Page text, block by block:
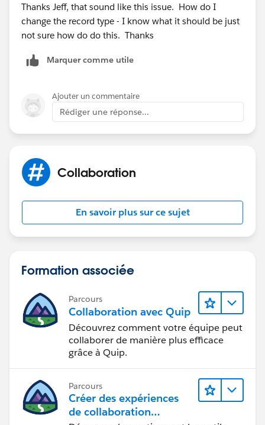
Thanks Jeff, that sound like this issue. How do I
change the record type - I know what it should be just
not sure how do do this. Thanks
Marquer comme utile
Ajouter un commentaire
Rédiger une réponse...
Collaboration
En savoir plus sur ce sujet
Formation associée
Parcours
Collaboration avec Quip
Découvrez comment votre équipe peut
collaborer de manière plus efficace
grâce à Quip.
Parcours
Créer des expériences
de collaboration